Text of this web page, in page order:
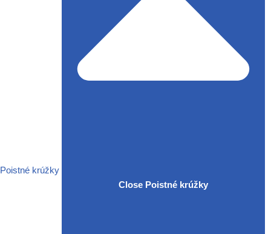
Poistné krúžky
Close Poistné krúžky